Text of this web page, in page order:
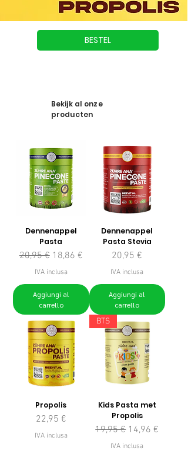
BESTEL
Bekijk al onze
producten
Dennenappel
Pasta
Prezzo regolare
20,95 € Prezzo scontato
18,86 €
IVA inclusa
Aggiungi al
carrello
Dennenappel
Pasta Stevia
Prezzo
20,95 €
IVA inclusa
Aggiungi al
carrello
Propolis
Prezzo
22,95 €
IVA inclusa
BTS
Kids Pasta met
Propolis
Prezzo regolare
19,95 € Prezzo scontato
14,96 €
IVA inclusa